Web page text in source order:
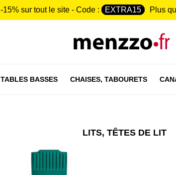
-15% sur tout le site - Code : EXTRA15 Plus
TABLES BASSES CHAISES, TABOURETS
LITS, TÊTES DE LIT